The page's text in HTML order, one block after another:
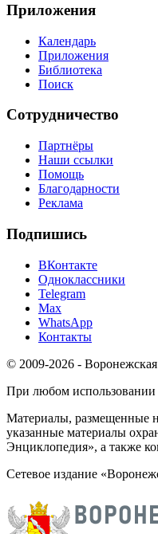
Приложения
Календарь
Приложения
Библиотека
Поиск
Сотрудничество
Партнёры
Наши ссылки
Помощь
Благодарности
Реклама
Подпишись
ВКонтакте
Одноклассники
Telegram
Max
WhatsApp
Контакты
© 2009-2026 -
При любом использовании
Материалы, размещенные
указанные материалы
Энциклопедия», а также
Сетевое издание